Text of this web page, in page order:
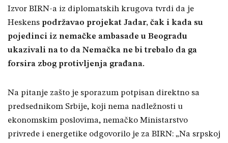
Izvor BIRN-a iz diplomatskih krugova tvrdi da je
Heskens podržavao projekat Jadar, čak i kada su
pojedinci iz nemačke ambasade u Beogradu
ukazivali na to da Nemačka ne bi trebalo da ga
forsira zbog protivljenja građana.
Na pitanje zašto je sporazum potpisan direktno sa
predsednikom Srbije, koji nema nadležnosti u
ekonomskim poslovima, nemačko Ministarstvo
privrede i energetike odgovorilo je za BIRN: „Na srpskoj